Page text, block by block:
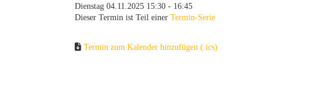
Dienstag 04.11.2025 15:30 - 16:45
Dieser Termin ist Teil einer Termin-Serie
Termin zum Kalender hinzufügen (.ics)